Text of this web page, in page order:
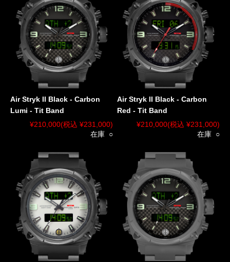
Air Stryk II Black - Carbon
Lumi - Tit Band
¥210,000(税込 ¥231,000)
在庫 ○
Air Stryk II Black - Carbon
Red - Tit Band
¥210,000(税込 ¥231,000)
在庫 ○